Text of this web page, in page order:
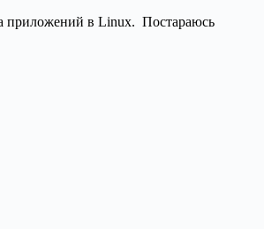
приложений в Linux. Постараюсь